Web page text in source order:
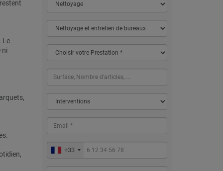
Le
ni
+33